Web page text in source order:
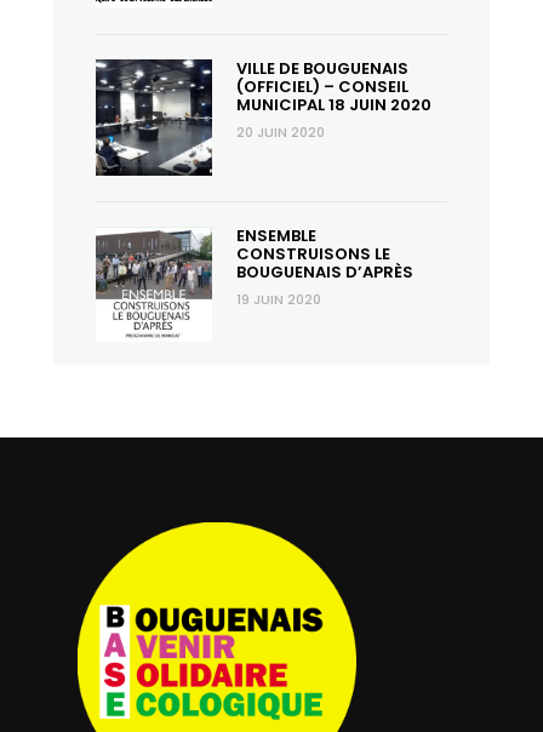
VILLE DE BOUGUENAIS
(OFFICIEL) – CONSEIL
MUNICIPAL 18 JUIN 2020
20 JUIN 2020
ENSEMBLE
CONSTRUISONS LE
BOUGUENAIS D’APRÈS
19 JUIN 2020